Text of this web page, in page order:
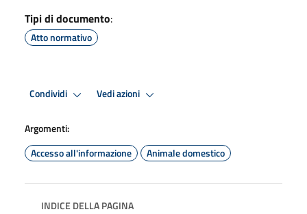
Tipi di documento:
Atto normativo
Condividi Vedi azioni
Argomenti:
Accesso all'informazione
Animale domestico
INDICE DELLA PAGINA